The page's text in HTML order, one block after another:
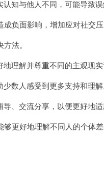
与他人不同，可能导致误
面影响，增加应对社交压
法。
解并尊重不同的主观现实
数人感受到更多支持和理解
交流分享，以便更好地适
更好地理解不同人的个体